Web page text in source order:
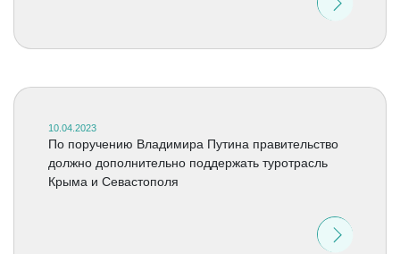
10.04.2023
По поручению Владимира Путина правительство
должно дополнительно поддержать туротрасль
Крыма и Севастополя